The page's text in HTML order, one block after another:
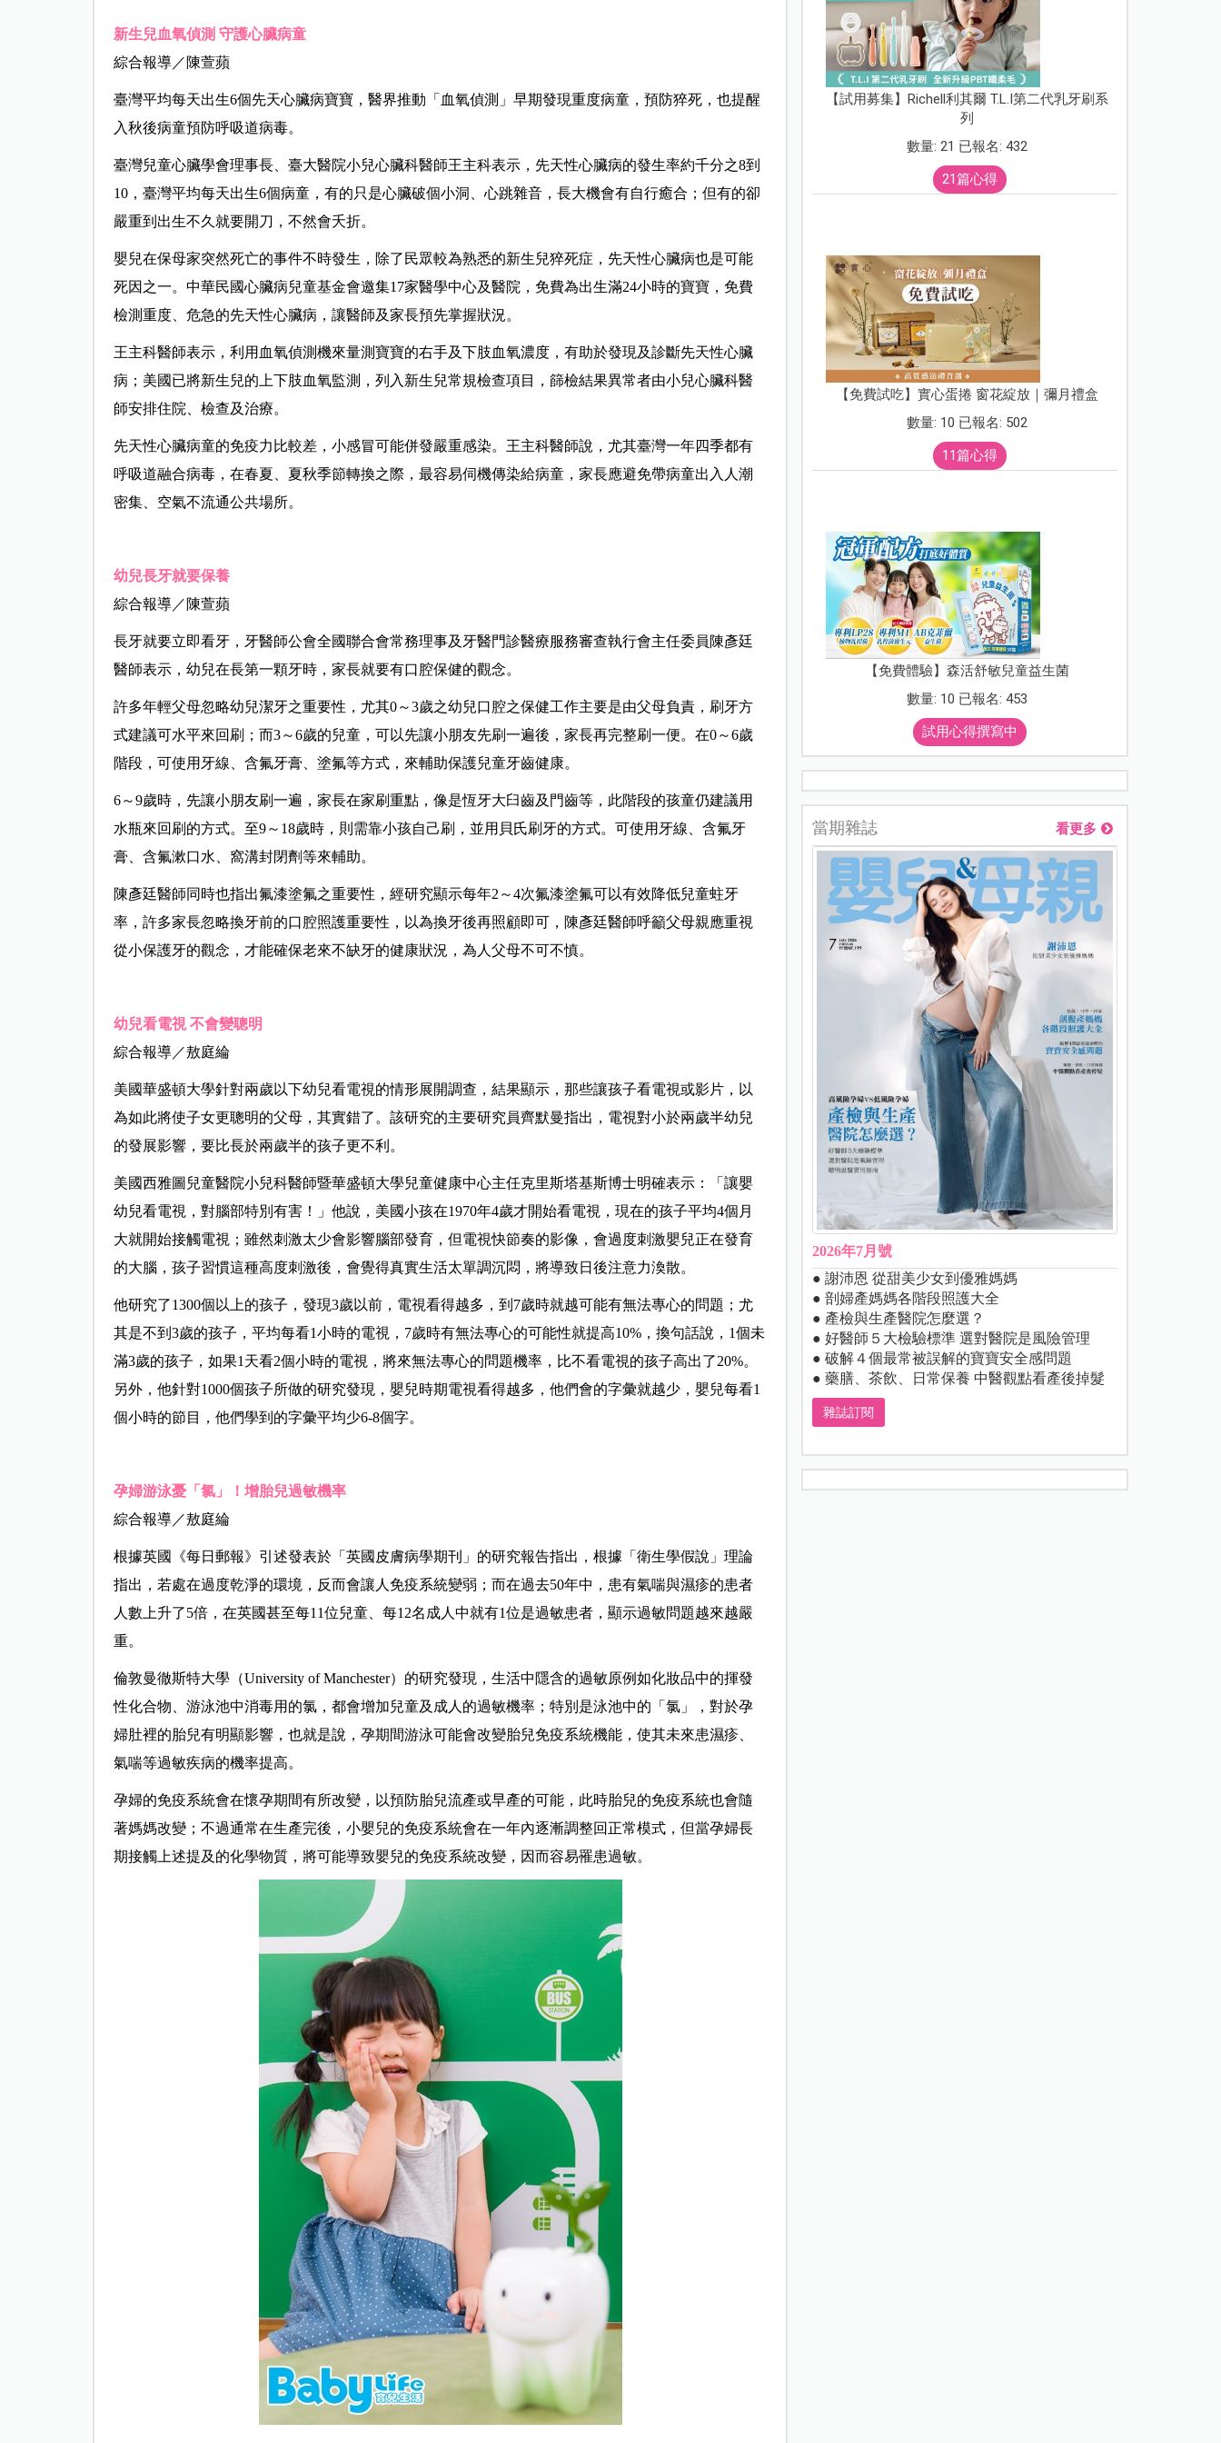
新生兒血氧偵測 守護心臟病童
綜合報導／陳萱蘋
臺灣平均每天出生6個先天心臟病寶寶，醫界推動「血氧偵測」早期發現重度病童，預防猝死，也提醒
入秋後病童預防呼吸道病毒。
臺灣兒童心臟學會理事長、臺大醫院小兒心臟科醫師王主科表示，先天性心臟病的發生率約千分之8到
10，臺灣平均每天出生6個病童，有的只是心臟破個小洞、心跳雜音，長大機會有自行癒合；但有的卻
嚴重到出生不久就要開刀，不然會夭折。
嬰兒在保母家突然死亡的事件不時發生，除了民眾較為熟悉的新生兒猝死症，先天性心臟病也是可能
死因之一。中華民國心臟病兒童基金會邀集17家醫學中心及醫院，免費為出生滿24小時的寶寶，免費
檢測重度、危急的先天性心臟病，讓醫師及家長預先掌握狀況。
王主科醫師表示，利用血氧偵測機來量測寶寶的右手及下肢血氧濃度，有助於發現及診斷先天性心臟
病；美國已將新生兒的上下肢血氧監測，列入新生兒常規檢查項目，篩檢結果異常者由小兒心臟科醫
師安排住院、檢查及治療。
先天性心臟病童的免疫力比較差，小感冒可能併發嚴重感染。王主科醫師說，尤其臺灣一年四季都有
呼吸道融合病毒，在春夏、夏秋季節轉換之際，最容易伺機傳染給病童，家長應避免帶病童出入人潮
密集、空氣不流通公共場所。
幼兒長牙就要保養
綜合報導／陳萱蘋
長牙就要立即看牙，牙醫師公會全國聯合會常務理事及牙醫門診醫療服務審查執行會主任委員陳彥廷
醫師表示，幼兒在長第一顆牙時，家長就要有口腔保健的觀念。
許多年輕父母忽略幼兒潔牙之重要性，尤其0～3歲之幼兒口腔之保健工作主要是由父母負責，刷牙方
式建議可水平來回刷；而3～6歲的兒童，可以先讓小朋友先刷一遍後，家長再完整刷一便。在0～6歲
階段，可使用牙線、含氟牙膏、塗氟等方式，來輔助保護兒童牙齒健康。
6～9歲時，先讓小朋友刷一遍，家長在家刷重點，像是恆牙大臼齒及門齒等，此階段的孩童仍建議用
水瓶來回刷的方式。至9～18歲時，則需靠小孩自己刷，並用貝氏刷牙的方式。可使用牙線、含氟牙
膏、含氟漱口水、窩溝封閉劑等來輔助。
陳彥廷醫師同時也指出氟漆塗氟之重要性，經研究顯示每年2～4次氟漆塗氟可以有效降低兒童蛀牙
率，許多家長忽略換牙前的口腔照護重要性，以為換牙後再照顧即可，陳彥廷醫師呼籲父母親應重視
從小保護牙的觀念，才能確保老來不缺牙的健康狀況，為人父母不可不慎。
幼兒看電視 不會變聰明
綜合報導／敖庭綸
美國華盛頓大學針對兩歲以下幼兒看電視的情形展開調查，結果顯示，那些讓孩子看電視或影片，以
為如此將使子女更聰明的父母，其實錯了。該研究的主要研究員齊默曼指出，電視對小於兩歲半幼兒
的發展影響，要比長於兩歲半的孩子更不利。
美國西雅圖兒童醫院小兒科醫師暨華盛頓大學兒童健康中心主任克里斯塔基斯博士明確表示：「讓嬰
幼兒看電視，對腦部特別有害！」他說，美國小孩在1970年4歲才開始看電視，現在的孩子平均4個月
大就開始接觸電視；雖然刺激太少會影響腦部發育，但電視快節奏的影像，會過度刺激嬰兒正在發育
的大腦，孩子習慣這種高度刺激後，會覺得真實生活太單調沉悶，將導致日後注意力渙散。
他研究了1300個以上的孩子，發現3歲以前，電視看得越多，到7歲時就越可能有無法專心的問題；尤
其是不到3歲的孩子，平均每看1小時的電視，7歲時有無法專心的可能性就提高10%，換句話說，1個未
滿3歲的孩子，如果1天看2個小時的電視，將來無法專心的問題機率，比不看電視的孩子高出了20%。
另外，他針對1000個孩子所做的研究發現，嬰兒時期電視看得越多，他們會的字彙就越少，嬰兒每看1
個小時的節目，他們學到的字彙平均少6-8個字。
孕婦游泳憂「氯」！增胎兒過敏機率
綜合報導／敖庭綸
根據英國《每日郵報》引述發表於「英國皮膚病學期刊」的研究報告指出，根據「衛生學假說」理論
指出，若處在過度乾淨的環境，反而會讓人免疫系統變弱；而在過去50年中，患有氣喘與濕疹的患者
人數上升了5倍，在英國甚至每11位兒童、每12名成人中就有1位是過敏患者，顯示過敏問題越來越嚴
重。
倫敦曼徹斯特大學（University of Manchester）的研究發現，生活中隱含的過敏原例如化妝品中的揮發
性化合物、游泳池中消毒用的氯，都會增加兒童及成人的過敏機率；特別是泳池中的「氯」，對於孕
婦肚裡的胎兒有明顯影響，也就是說，孕期間游泳可能會改變胎兒免疫系統機能，使其未來患濕疹、
氣喘等過敏疾病的機率提高。
孕婦的免疫系統會在懷孕期間有所改變，以預防胎兒流產或早產的可能，此時胎兒的免疫系統也會隨
著媽媽改變；不過通常在生產完後，小嬰兒的免疫系統會在一年內逐漸調整回正常模式，但當孕婦長
期接觸上述提及的化學物質，將可能導致嬰兒的免疫系統改變，因而容易罹患過敏。
【試用募集】Richell利其爾 T.L.I第二代乳牙刷系
列
數量: 21 已報名: 432
21篇心得
【免費試吃】實心蛋捲 窗花綻放｜彌月禮盒
數量: 10 已報名: 502
11篇心得
【免費體驗】森活舒敏兒童益生菌
數量: 10 已報名: 453
試用心得撰寫中
當期雜誌 看更多
2026年7月號
● 謝沛恩 從甜美少女到優雅媽媽
● 剖婦產媽媽各階段照護大全
● 產檢與生產醫院怎麼選？
● 好醫師５大檢驗標準 選對醫院是風險管理
● 破解４個最常被誤解的寶寶安全感問題
● 藥膳、茶飲、日常保養 中醫觀點看產後掉髮
雜誌訂閱